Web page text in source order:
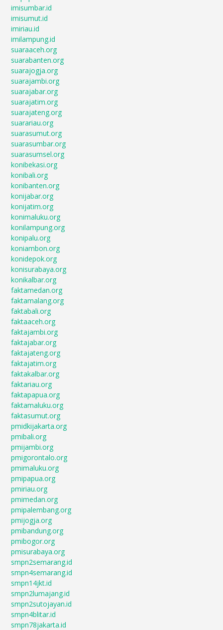
imisumbar.id
imisumut.id
imiriau.id
imilampung.id
suaraaceh.org
suarabanten.org
suarajogja.org
suarajambi.org
suarajabar.org
suarajatim.org
suarajateng.org
suarariau.org
suarasumut.org
suarasumbar.org
suarasumsel.org
konibekasi.org
konibali.org
konibanten.org
konijabar.org
konijatim.org
konimaluku.org
konilampung.org
konipalu.org
koniambon.org
konidepok.org
konisurabaya.org
konikalbar.org
faktamedan.org
faktamalang.org
faktabali.org
faktaaceh.org
faktajambi.org
faktajabar.org
faktajateng.org
faktajatim.org
faktakalbar.org
faktariau.org
faktapapua.org
faktamaluku.org
faktasumut.org
pmidkijakarta.org
pmibali.org
pmijambi.org
pmigorontalo.org
pmimaluku.org
pmipapua.org
pmiriau.org
pmimedan.org
pmipalembang.org
pmijogja.org
pmibandung.org
pmibogor.org
pmisurabaya.org
smpn2semarang.id
smpn4semarang.id
smpn14jkt.id
smpn2lumajang.id
smpn2sutojayan.id
smpn4blitar.id
smpn78jakarta.id